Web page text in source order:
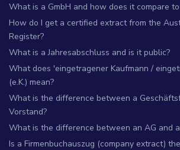
What is a GmbH and how does it compare to
How do I get a certified extract from the
Register?
What is a Jahresabschluss and is it public?
What does 'eingetragener Kaufmann /
(e.K.) mean?
What is the difference between a
Vorstand?
What is the difference between an AG and a
Is a Firmenbuchauszug (company extract)